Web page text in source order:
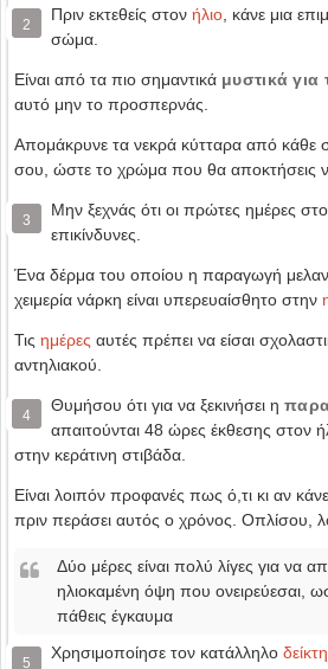
2
Πριν εκτεθείς στον ήλιο , κάνε μια
σώμα.
Είναι από τα πιο σημαντικά μυστικά για
αυτό μην το προσπερνάς.
Απομάκρυνε τα νεκρά κύτταρα από κάθε
σου, ώστε το χρώμα που θα αποκτήσεις
3
Μην ξεχνάς ότι οι πρώτες ημέρες
επικίνδυνες.
Ένα δέρμα του οποίου η παραγωγή
χειμερία νάρκη είναι υπερευαίσθητο στην
Τις ημέρες αυτές πρέπει να είσαι
αντηλιακού.
4
Θυμήσου ότι για να ξεκινήσει η
απαιτούνται 48 ώρες έκθεσης στον
στην κεράτινη στιβάδα.
Είναι λοιπόν προφανές πως ό,τι κι αν
πριν περάσει αυτός ο χρόνος. Οπλίσου,
Δύο μέρες είναι πολύ λίγες για να
ηλιοκαμένη όψη που ονειρεύεσαι,
πάθεις έγκαυμα
5
Χρησιμοποίησε τον κατάλληλο